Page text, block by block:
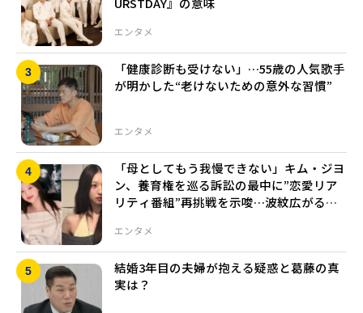
エンタメ
エンタメ
「健康診断も受けない」…55歳の人気歌手
が明かした“老けないための意外な習慣”
エンタメ
「母としてもう我慢できない」キム・ジヨ
ン、養育権を巡る訴訟の最中に”恋愛リア
リティ番組”再挑戦を示唆…波紋広がる発
結婚3年目の夫婦が抱える疑惑と葛藤の真
実は？